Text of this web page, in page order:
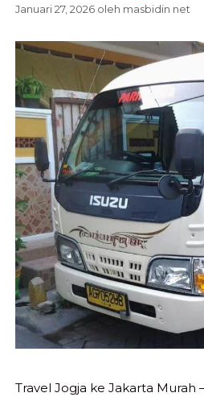
Januari 27, 2026 oleh masbidin net
Travel Jogja ke Jakarta Murah